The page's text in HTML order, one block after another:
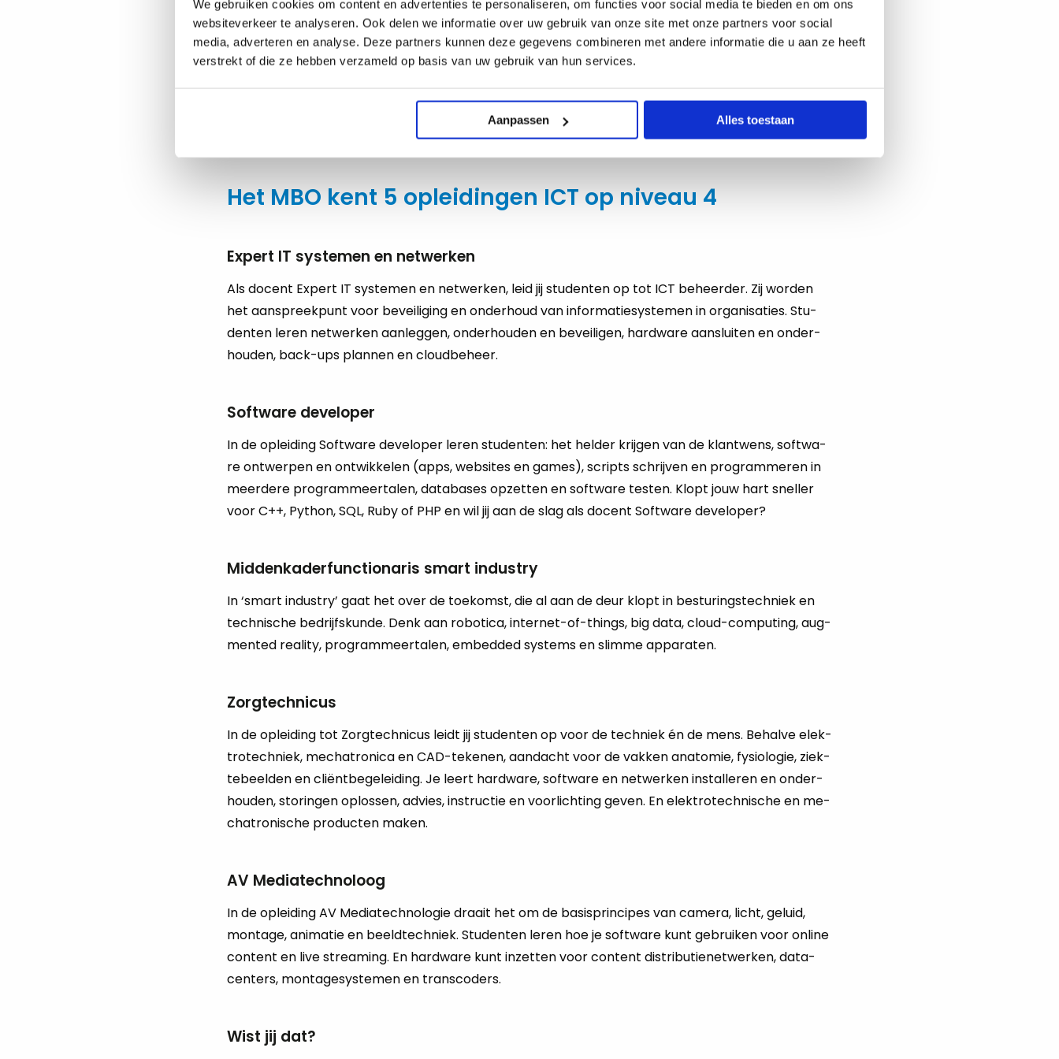
We gebruiken cookies om content en advertenties te personaliseren, om functies voor social media te bieden en om ons
websiteverkeer te analyseren. Ook delen we informatie over uw gebruik van onze site met onze partners voor social
media, adverteren en analyse. Deze partners kunnen deze gegevens combineren met andere informatie die u aan ze heeft
verstrekt of die ze hebben verzameld op basis van uw gebruik van hun services.
Aanpassen Alles toestaan
Met uit­een­lo­pen­de pro­gram­meer­ta­len die zich­zelf steeds ver­nieu­wen, en UX/UI ex­perts die ken­
nis van psy­cho­lo­gie in­bren­gen, gaan IT en ICT in Ne­der­land met volle vaart voor­uit. Kun jij jouw
pas­sie over­bren­gen op stu­den­ten? Dan leren wij jou graag ken­nen. Naast ons hui­di­ge aan­bodva­
, kun­nen wij jou ook ac­tief onder de aan­dacht bren­gen bij scho­len, zodat jij
meer kans maakt op jouw tij­de­lij­ke of vaste droom­baan.
Het MBO kent 5 opleidingen ICT op niveau 4
Expert IT systemen en netwerken
Als do­cent Ex­pert IT sys­te­men en net­wer­ken, leid jij stu­den­ten op tot ICT be­heer­der. Zij wor­den
het aan­spreek­punt voor be­vei­li­ging en on­der­houd van in­for­ma­tie­sys­te­men in or­ga­ni­sa­ties. Stu­
den­ten leren net­wer­ken aan­leg­gen, on­der­hou­den en be­vei­li­gen, hard­wa­re aan­slui­ten en on­der­
hou­den, back-ups plan­nen en cloud­be­heer.
Software developer
In de op­lei­ding Soft­wa­re de­vel­o­per leren stu­den­ten: het hel­der krij­gen van de klant­wens, soft­wa­
re ont­wer­pen en ont­wik­ke­len (apps, web­si­tes en games), scripts schrij­ven en pro­gram­me­ren in
meer­de­re pro­gram­meer­ta­len, da­ta­ba­ses op­zet­ten en soft­wa­re tes­ten. Klopt jouw hart snel­ler
voor C++, Py­thon, SQL, Ruby of PHP en wil jij aan de slag als do­cent Soft­wa­re de­vel­o­per?
Middenkaderfunctionaris smart industry
In ‘smart in­du­stry’ gaat het over de toe­komst, die al aan de deur klopt in be­stu­rings­tech­niek en
tech­ni­sche be­drijfs­kun­de. Denk aan ro­bo­ti­ca, in­ter­net-of-things, big data, cloud-com­pu­ting, aug­
men­ted re­a­li­ty, pro­gram­meer­ta­len, em­bed­ded sys­tems en slim­me ap­pa­ra­ten.
Zorgtechnicus
In de op­lei­ding tot Zorg­tech­ni­cus leidt jij stu­den­ten op voor de tech­niek én de mens. Be­hal­ve elek­
tro­tech­niek, me­chat­ro­ni­ca en CAD-te­ke­nen, aan­dacht voor de vak­ken ana­to­mie, fy­si­o­lo­gie, ziek­
te­beel­den en cliënt­be­ge­lei­ding. Je leert hard­wa­re, soft­wa­re en net­wer­ken in­stal­le­ren en on­der­
hou­den, sto­rin­gen op­los­sen, ad­vies, in­struc­tie en voor­lich­ting geven. En elek­tro­tech­ni­sche en me­
chat­ro­ni­sche pro­duc­ten maken.
AV Mediatechnoloog
In de op­lei­ding AV Me­di­a­tech­no­lo­gie draait het om de ba­sis­prin­ci­pes van ca­me­ra, licht, ge­luid,
mon­ta­ge, ani­ma­tie en beeld­tech­niek. Stu­den­ten leren hoe je soft­wa­re kunt ge­brui­ken voor on­li­ne
con­tent en live strea­ming. En hard­wa­re kunt in­zet­ten voor con­tent dis­tri­bu­tie­net­wer­ken, da­ta­
cen­ters, mon­ta­ge­sys­te­men en trans­co­ders.
Wist jij dat?